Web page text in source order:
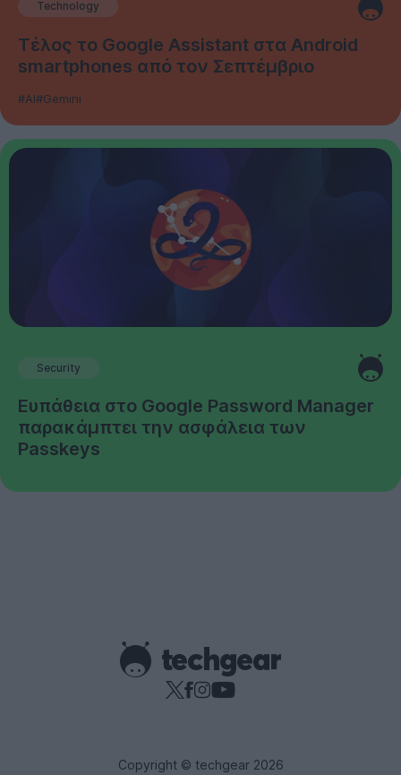
Technology
Τέλος το Google Assistant στα Android
smartphones από τον Σεπτέμβριο
#AI#Gemini
Security
Ευπάθεια στο Google Password Manager
παρακάμπτει την ασφάλεια των
Passkeys
Copyright © techgear 2026